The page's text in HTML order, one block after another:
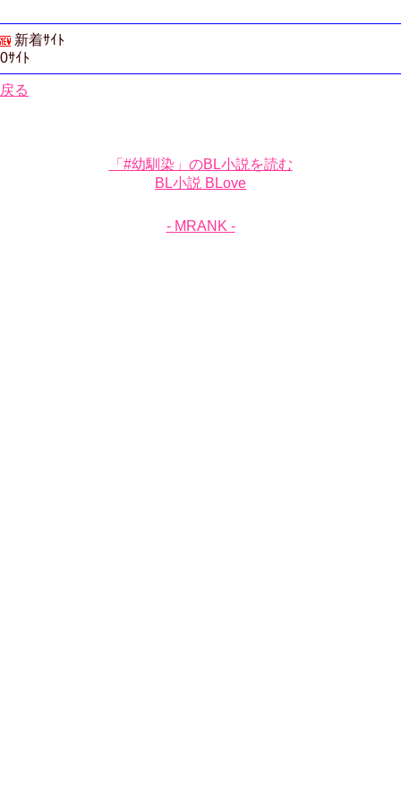
新着ｻｲﾄ
0ｻｲﾄ
戻る
「#幼馴染」のBL小説を読む
BL小説 BLove
- MRANK -